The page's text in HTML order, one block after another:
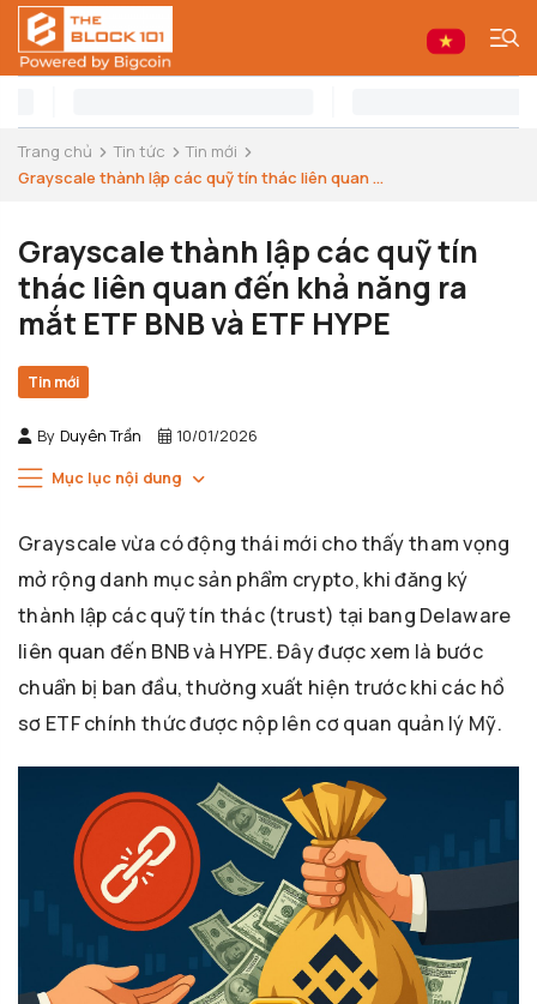
Trang chủ Tin tức
Tin mới
Grayscale thành lập các quỹ tín thác liên quan ...
Grayscale thành lập các quỹ tín
thác liên quan đến khả năng ra
mắt ETF BNB và ETF HYPE
Tin mới
By Duyên Trần 10/01/2026
Mục lục nội dung
Grayscale vừa có động thái mới cho thấy tham vọng
mở rộng danh mục sản phẩm crypto, khi đăng ký
thành lập các quỹ tín thác (trust) tại bang Delaware
liên quan đến BNB và HYPE. Đây được xem là bước
chuẩn bị ban đầu, thường xuất hiện trước khi các hồ
sơ ETF chính thức được nộp lên cơ quan quản lý Mỹ.